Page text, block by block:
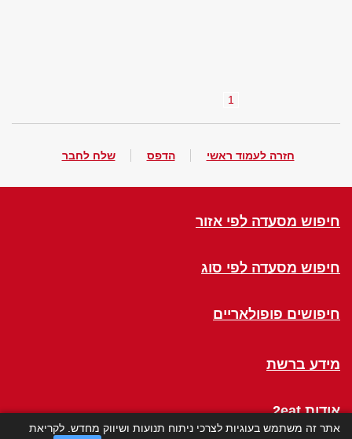
1
חזרה לעמוד ראשי הדפס שלח לחבר
חיפוש מסעדה לפי אזור
חיפוש מסעדה לפי סוג
חיפושים פופולאריים
מידע ברשת
אודות 2eat
אתר זה משתמש בעוגיות לצרכי ניתוח תנועות ושיווק מחדש. לקריאת